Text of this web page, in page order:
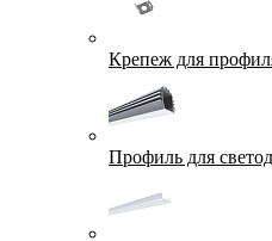
Крепеж для
Профиль для